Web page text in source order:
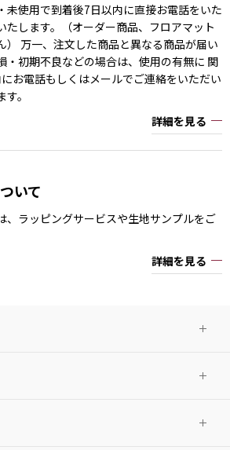
未使用で到着後7日以内に直接お電話をいた
たします。（オーダー商品、フロアマット
） 万一、注文した商品と異なる商品が届い
・初期不良などの場合は、使用の有無に 関
お電話もしくはメールでご連絡をいただい
。
詳細を見る
いて
、ラッピングサービスや生地サンプルをご
詳細を見る